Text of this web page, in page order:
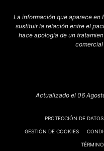
La información que aparece en
sustituir la relación entre el
hace apología de un
comercial
Actualizado el 06
PROTECCIÓN DE DATOS
GESTIÓN DE COOKIES